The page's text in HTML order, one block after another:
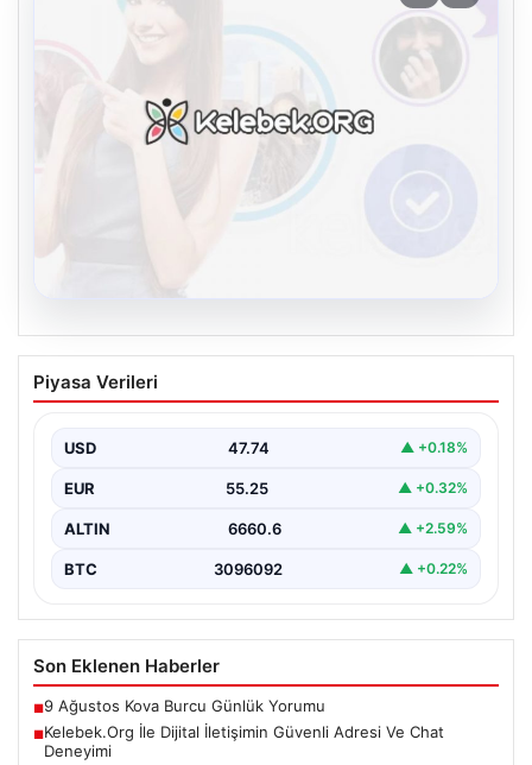
Kelebek.Org İle Dijital İletişimin Güvenli
Adresi Ve Chat Deneyimi
sağlaması büyük bir önem barındırmaktadır.
Günümüzde birçok…
Piyasa Verileri
USD 47.74 ▲ +0.18%
EUR 55.25 ▲ +0.32%
ALTIN 6660.6 ▲ +2.59%
BTC 3096092 ▲ +0.22%
Son Eklenen Haberler
■9 Ağustos Kova Burcu Günlük Yorumu
■Kelebek.Org İle Dijital İletişimin Güvenli Adresi Ve Chat
Deneyimi